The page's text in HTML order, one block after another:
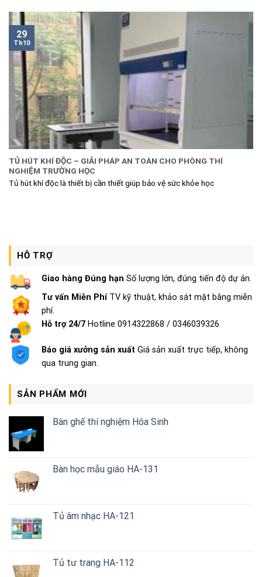
TỦ HÚT KHÍ ĐỘC – GIẢI PHÁP AN TOÀN CHO PHÒNG THÍ
NGHIỆM TRƯỜNG HỌC
Tủ hút khí độc là thiết bị cần thiết giúp bảo vệ sức khỏe học
29
Th10
HỖ TRỢ
Giao hàng Đúng hạn Số lượng lớn, đúng tiến độ dự án.
Tư vấn Miễn PhíTV kỹ thuật, khảo sát mặt bằng miễn
phí.
Hỗ trợ 24/7 Hotline 0914322868 / 0346039326
Báo giá xưởng sản xuất Giá sản xuất trực tiếp, không
qua trung gian.
SẢN PHẨM MỚI
Bàn ghế thí nghiệm Hóa Sinh
Bàn học mẫu giáo HA-131
Tủ âm nhạc HA-121
Tủ tư trang HA-112